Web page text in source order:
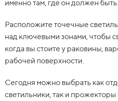
именно там, где он должен быть.
Расположите точечные
над ключевыми зонами, чтобы
когда вы стоите у раковины,
рабочей поверхности.
Сегодня можно выбрать как
светильники, так и